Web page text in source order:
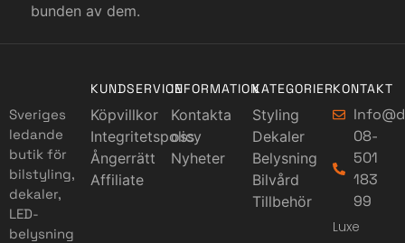
bunden av dem.
Sveriges
ledande
butik för
bilstyling,
dekaler,
LED-
belysning
KUNDSERVICE
Köpvillkor
Integritetspolicy
Ångerrätt
Affiliate
INFORMATION
Kontakta
oss
Nyheter
KATEGORIER
Styling
Dekaler
Belysning
Bilvård
Tillbehör
KONTAKT
08-
501
183
99
Luxe